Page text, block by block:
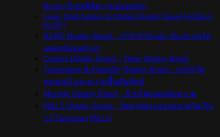
Board (ป้ายสถิติความปลอดภัย)
Large Digit Analog to Digital Display Board (4-20mA,
0-10V)
RS485 Display Board – TCP/IP Display Board บอร์ด
แสดงข้อมูลต่างๆ
Counter Display Board – Timer Display Board
Temperature & Humidity Display Board – บอร์ดวัด
อุณหภูมิ และความชื้นสัมพัทธ์
Message Display Board – ป้ายไฟแสดงข้อความ
PM2.5 Display Board – วัดค่าฝุ่นละอองขนาดไม่เกิน
2.5 ไมครอน (PM2.5)